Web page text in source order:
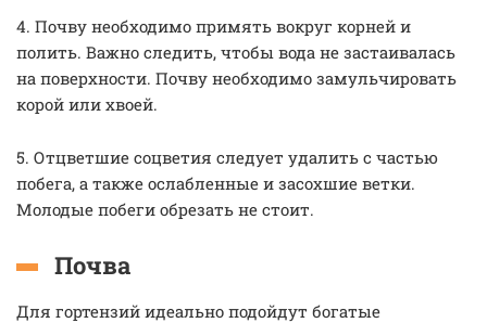
4. Почву необходимо примять вокруг корней и
полить. Важно следить, чтобы вода не застаивалась
на поверхности. Почву необходимо замульчировать
корой или хвоей.
5. Отцветшие соцветия следует удалить с частью
побега, а также ослабленные и засохшие ветки.
Молодые побеги обрезать не стоит.
Почва
Для гортензий идеально подойдут богатые